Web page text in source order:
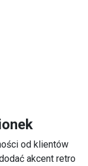
od klientów
akcent retro